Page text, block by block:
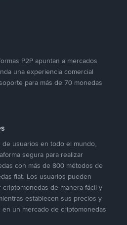
P2P apuntan a mercados
una experiencia comercial
para más de 70 monedas
usuarios en todo el mundo,
segura para realizar
con más de 800 métodos de
fiat. Los usuarios pueden
de manera fácil y
establecen sus precios y
un mercado de criptomonedas